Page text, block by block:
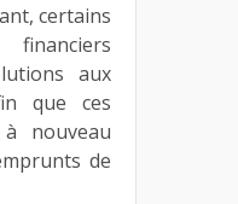
certains
aux
que ces
nouveau
de